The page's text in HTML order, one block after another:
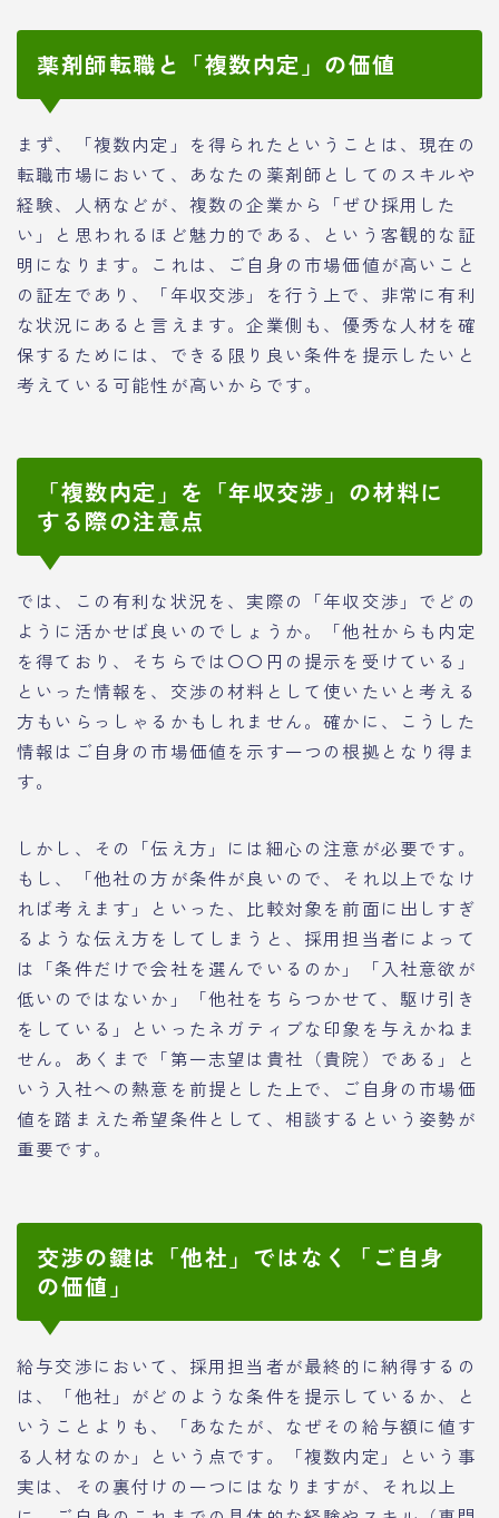
薬剤師転職と「複数内定」の価値
まず、「複数内定」を得られたということは、現在の
転職市場において、あなたの薬剤師としてのスキルや
経験、人柄などが、複数の企業から「ぜひ採用した
い」と思われるほど魅力的である、という客観的な証
明になります。これは、ご自身の市場価値が高いこと
の証左であり、「年収交渉」を行う上で、非常に有利
な状況にあると言えます。企業側も、優秀な人材を確
保するためには、できる限り良い条件を提示したいと
考えている可能性が高いからです。
「複数内定」を「年収交渉」の材料に
する際の注意点
では、この有利な状況を、実際の「年収交渉」でどの
ように活かせば良いのでしょうか。「他社からも内定
を得ており、そちらでは〇〇円の提示を受けている」
といった情報を、交渉の材料として使いたいと考える
方もいらっしゃるかもしれません。確かに、こうした
情報はご自身の市場価値を示す一つの根拠となり得ま
す。
しかし、その「伝え方」には細心の注意が必要です。
もし、「他社の方が条件が良いので、それ以上でなけ
れば考えます」といった、比較対象を前面に出しすぎ
るような伝え方をしてしまうと、採用担当者によって
は「条件だけで会社を選んでいるのか」「入社意欲が
低いのではないか」「他社をちらつかせて、駆け引き
をしている」といったネガティブな印象を与えかねま
せん。あくまで「第一志望は貴社（貴院）である」と
いう入社への熱意を前提とした上で、ご自身の市場価
値を踏まえた希望条件として、相談するという姿勢が
重要です。
交渉の鍵は「他社」ではなく「ご自身
の価値」
給与交渉において、採用担当者が最終的に納得するの
は、「他社」がどのような条件を提示しているか、と
いうことよりも、「あなたが、なぜその給与額に値す
る人材なのか」という点です。「複数内定」という事
実は、その裏付けの一つにはなりますが、それ以上